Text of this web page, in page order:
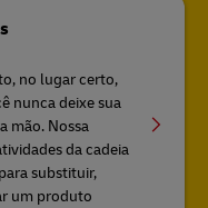
no lugar certo,
nunca deixe sua
mão. Nossa
da cadeia
substituir,
um produto